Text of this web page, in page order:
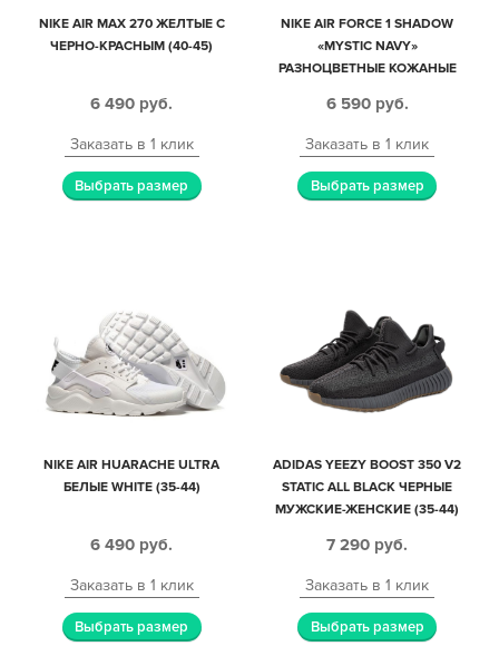
NIKE AIR MAX 270 ЖЕЛТЫЕ С
ЧЕРНО-КРАСНЫМ (40-45)
6 490 руб.
Заказать в 1 клик
Выбрать размер
NIKE AIR FORCE 1 SHADOW
«MYSTIC NAVY»
РАЗНОЦВЕТНЫЕ КОЖАНЫЕ
6 590 руб.
Заказать в 1 клик
Выбрать размер
NIKE AIR HUARACHE ULTRA
БЕЛЫЕ WHITE (35-44)
6 490 руб.
Заказать в 1 клик
Выбрать размер
ADIDAS YEEZY BOOST 350 V2
STATIC ALL BLACK ЧЕРНЫЕ
МУЖСКИЕ-ЖЕНСКИЕ (35-44)
7 290 руб.
Заказать в 1 клик
Выбрать размер